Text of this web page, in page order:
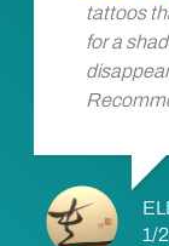
tattoos
for a
1/